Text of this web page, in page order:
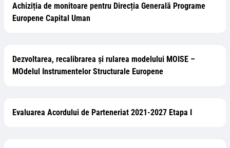
Achiziția de monitoare pentru Direcția Generală Programe
Europene Capital Uman
Dezvoltarea, recalibrarea și rularea modelului MOISE –
MOdelul Instrumentelor Structurale Europene
Evaluarea Acordului de Parteneriat 2021-2027 Etapa I